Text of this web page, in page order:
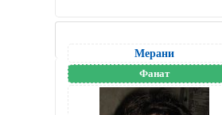
Мерани
Фанат